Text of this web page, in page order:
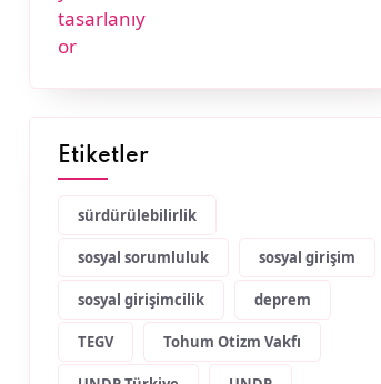
Etiketler
sürdürülebilirlik
sosyal sorumluluk sosyal girişim
sosyal girişimcilik deprem
TEGV Tohum Otizm Vakfı